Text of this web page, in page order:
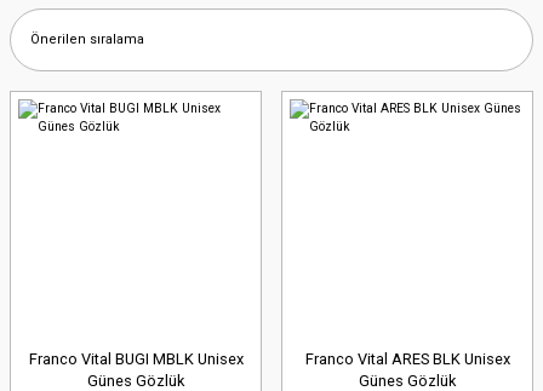
Franco Vital BUGI MBLK Unisex
Günes Gözlük
Franco Vital ARES BLK Unisex
Günes Gözlük